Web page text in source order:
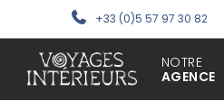
+33 (0)5 57 97 30 82
NOTRE
AGENCE